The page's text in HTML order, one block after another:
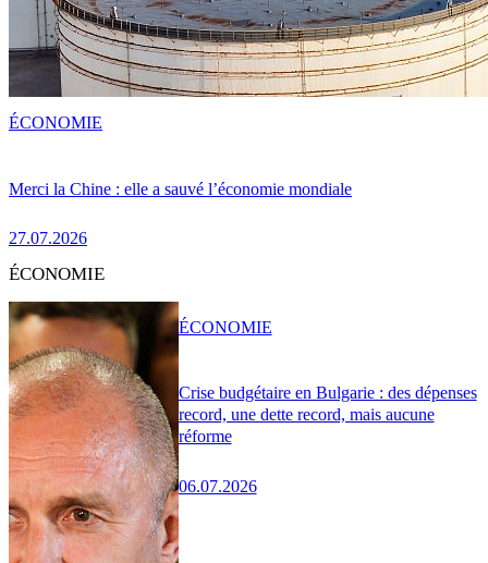
Merci la Chine : elle a sauvé l’économie mondiale
27.07.2026
ÉCONOMIE
ÉCONOMIE
Crise budgétaire en Bulgarie : des dépenses
record, une dette record, mais aucune
réforme
06.07.2026
ÉCONOMIE